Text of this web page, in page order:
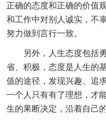
正确的态度和正确的价值
和工作中对别人诚实，不
努力做到言行一致。
另外，人生态度包括
省、积极，态度是人生的
值的途径，发现兴趣、追
一个人只有有了理想，才
生的果断决定，沿着自己